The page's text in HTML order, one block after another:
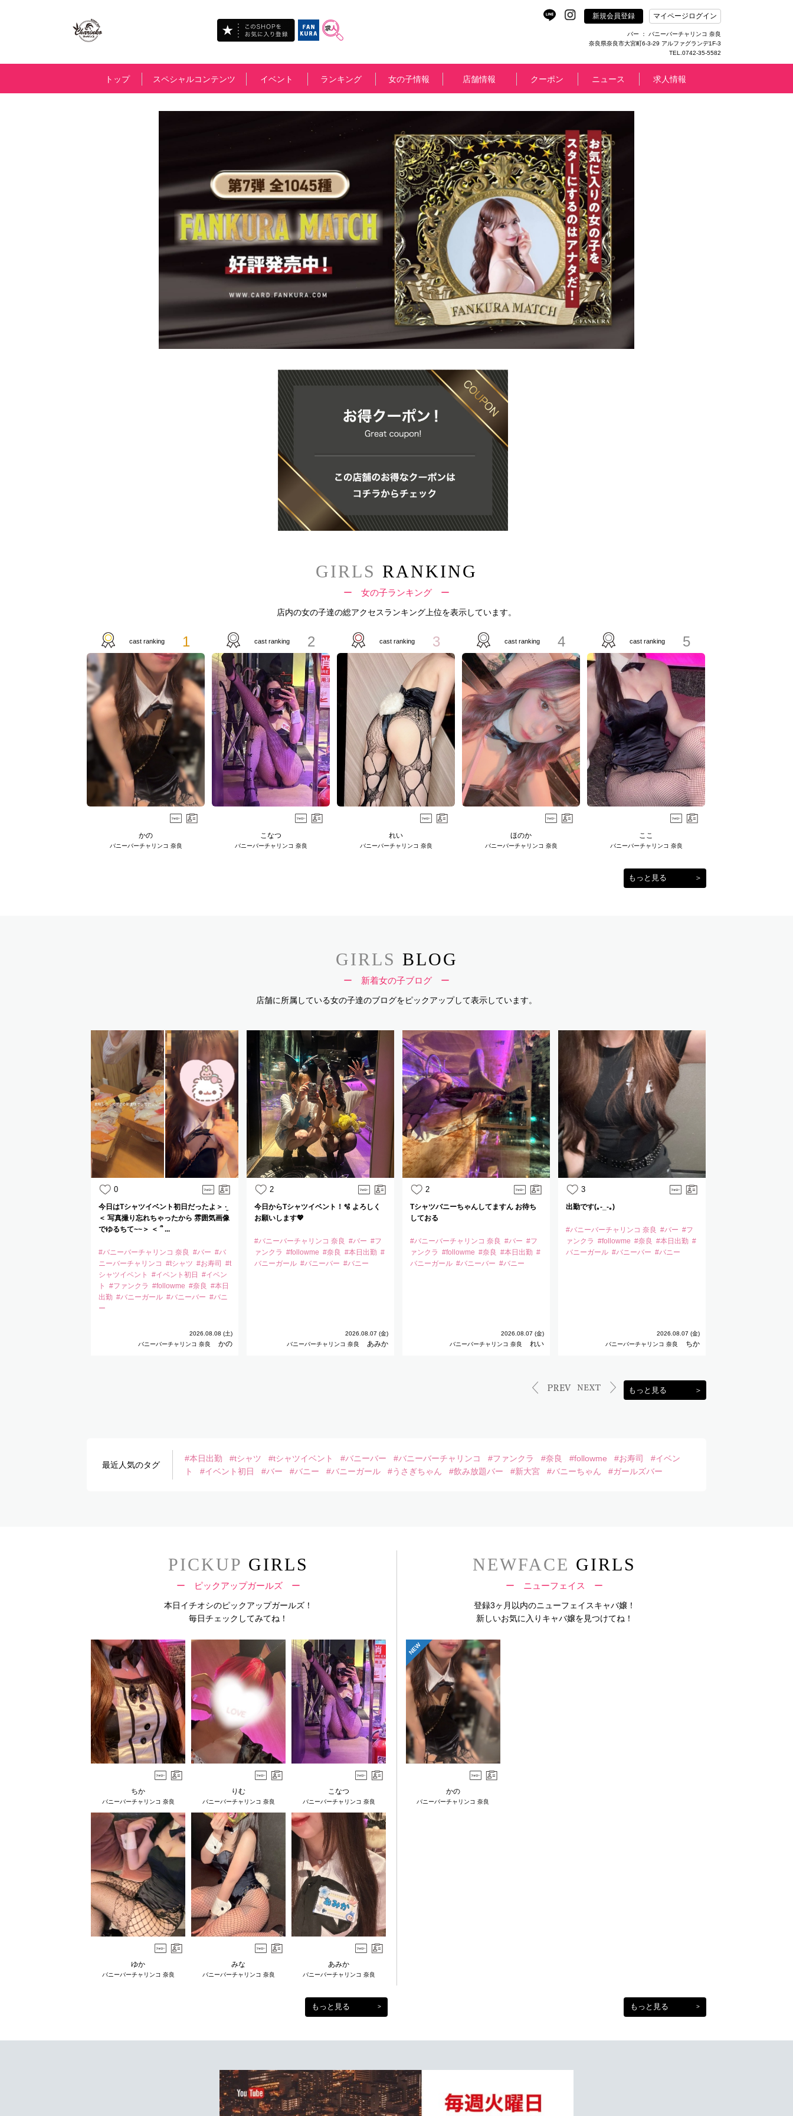
新規会員登録 マイページログイン
バー ： バニーバーチャリンコ 奈良
奈良県奈良市大宮町6-3-29 アルファグランデ1F-3
TEL.0742-35-5582
トップ スペシャルコンテンツ イベント ランキング 女の子情報 店舗情報 クーポン ニュース 求人情報
GIRLS RANKING
ー 女の子ランキング ー
店内の女の子達の総アクセスランキング上位を表示しています。
cast ranking 1
かの
バニーバーチャリンコ 奈良
cast ranking 2
こなつ
バニーバーチャリンコ 奈良
cast ranking 3
れい
バニーバーチャリンコ 奈良
cast ranking 4
ほのか
バニーバーチャリンコ 奈良
cast ranking 5
ここ
バニーバーチャリンコ 奈良
もっと見る ＞
GIRLS BLOG
ー 新着女の子ブログ ー
店舗に所属している女の子達のブログをピックアップして表示しています。
0
今日はTシャツイベント初日だったよ＞ ·̫
＜ 写真撮り忘れちゃったから 雰囲気画像
でゆるちて~~＞ ＜ ՞ ...
#バニーバーチャリンコ 奈良 #バー #バ
ニーバーチャリンコ #tシャツ #お寿司
#t
シャツイベント
#イベント初日
#イベン
ト
#ファンクラ #followme #奈良 #本日
出勤 #バニーガール #バニーバー #バニ
ー
2026.08.08 (土)
バニーバーチャリンコ 奈良
かの
2
今日からTシャツイベント！🫧 よろしく
お願いします💖
#バニーバーチャリンコ 奈良 #バー #フ
ァンクラ #followme #奈良 #本日出勤 #
バニーガール #バニーバー #バニー
2026.08.07 (金)
バニーバーチャリンコ 奈良
あみか
2
Tシャツバニーちゃんしてますん お待ち
しておる
#バニーバーチャリンコ 奈良 #バー #フ
ァンクラ #followme #奈良 #本日出勤 #
バニーガール #バニーバー #バニー
2026.08.07 (金)
バニーバーチャリンコ 奈良
れい
3
出勤です(｡-_-｡)
#バニーバーチャリンコ 奈良 #バー #フ
ァンクラ #followme #奈良 #本日出勤 #
バニーガール #バニーバー #バニー
2026.08.07 (金)
バニーバーチャリンコ 奈良
ちか
もっと見る ＞
最近人気のタグ
#本日出勤 #tシャツ #tシャツイベント #バニーバー #バニーバーチャリンコ #ファンクラ #奈良 #followme #お寿司
#イベン
ト
#イベント初日 #バー #バニー #バニーガール #うさぎちゃん #飲み放題バー #新大宮 #バニーちゃん #ガールズバー
PICKUP GIRLS
ー ピックアップガールズ ー
本日イチオシのピックアップガールズ！
毎日チェックしてみてね！
ちか
バニーバーチャリンコ 奈良
りむ
バニーバーチャリンコ 奈良
こなつ
バニーバーチャリンコ 奈良
ゆか
バニーバーチャリンコ 奈良
みな
バニーバーチャリンコ 奈良
あみか
バニーバーチャリンコ 奈良
NEWFACE GIRLS
ー ニューフェイス ー
登録3ヶ月以内のニューフェイスキャバ嬢！
新しいお気に入りキャバ嬢を見つけてね！
NEW
かの
バニーバーチャリンコ 奈良
もっと見る > もっと見る >